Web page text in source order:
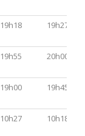
19h18 19h27
19h55 20h00
19h00 19h45
10h27 10h18